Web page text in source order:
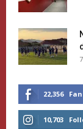
22,356
10,703